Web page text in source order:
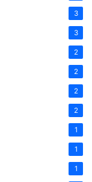
3
3
2
2
2
2
1
1
1